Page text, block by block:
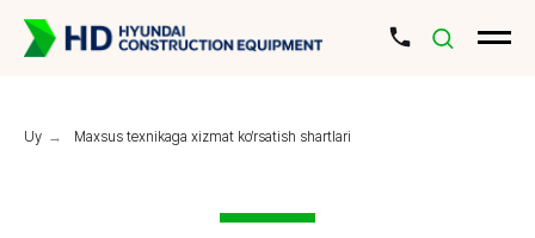
Uy → Maxsus texnikaga xizmat ko‘rsatish shartlari